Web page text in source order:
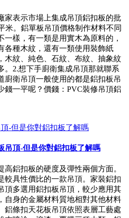
家表示市場上集成吊頂鋁扣板的批
米。鋁單板吊頂價格制作材料不同
一樣，有一類是用實木為原料的，
各種木紋，還有一類使用裝飾紙
木紋、純色、石紋、布紋、抽象紋
。2.想下手廚衛集成吊頂那就聯系
廚衛吊頂一般使用的都是鋁扣板吊
錢一平呢？價錢：PVC裝修吊頂鋁
吊頂-但是你對鋁扣板了解嗎
高鋁扣板的硬度及彈性兩個方面。
較具性價比的一款吊頂。家裝鋁扣
頂多選用鋁扣板吊頂，較少應用其
自身的金屬材料質地相對其他材料
鋁條扣天花板吊頂依照表層工藝處